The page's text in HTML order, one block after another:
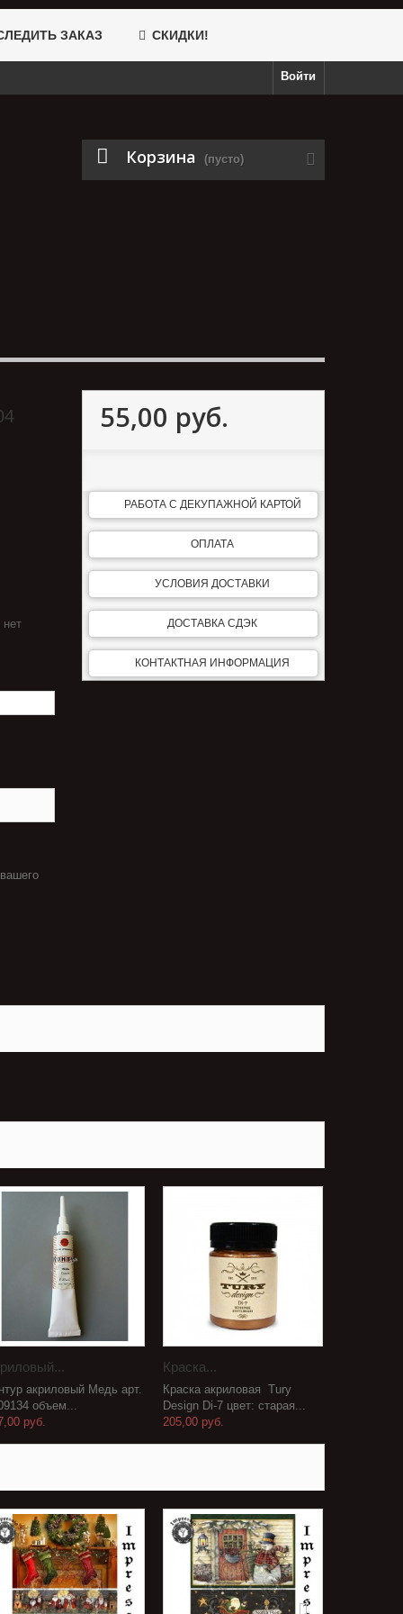
ЗАКАЗ СКИДКИ!
Войти
Корзина (пусто)
нет
55,00 руб.
РАБОТА С ДЕКУПАЖНОЙ КАРТОЙ
ОПЛАТА
УСЛОВИЯ ДОСТАВКИ
ДОСТАВКА СДЭК
КОНТАКТНАЯ ИНФОРМАЦИЯ
акриловый Медь арт.
объем...
руб.
Краска...
Краска акриловая Tury
Design Di-7 цвет: старая...
205,00 руб.